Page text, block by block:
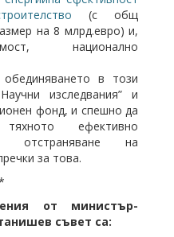
(с общ
на 8 млрд.евро) и,
национално
в този
изследвания” и
фонд, и спешно да
ефективно
отстраняване на
за това.
от министър-
съвет са: